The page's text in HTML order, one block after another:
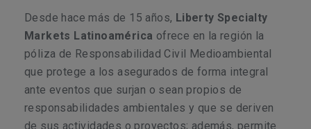
Desde hace más de 15 años, Liberty Specialty
Markets Latinoamérica ofrece en la región la
póliza de Responsabilidad Civil Medioambiental
que protege a los asegurados de forma integral
ante eventos que surjan o sean propios de
responsabilidades ambientales y que se deriven
de sus actividades o proyectos; además, permite